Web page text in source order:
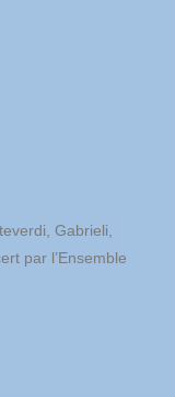
Gabrieli,
par l’Ensemble